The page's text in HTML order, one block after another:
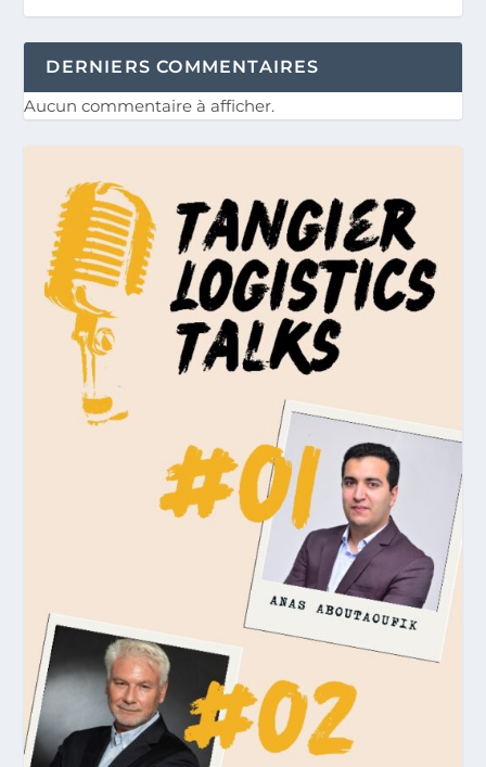
DERNIERS COMMENTAIRES
Aucun commentaire à afficher.